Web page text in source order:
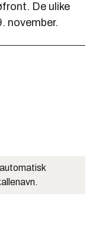
De ulike
november.